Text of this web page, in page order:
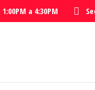
a 4:30PM